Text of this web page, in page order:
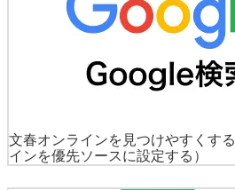
文春オンラインを見つけやすくする
インを優先ソースに設定する）